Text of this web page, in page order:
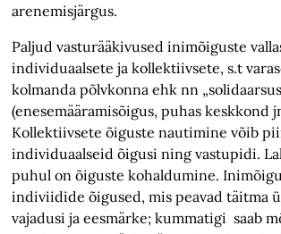
arenemisjärgus.
Paljud vasturääkivused inimõiguste
individuaalsete ja kollektiivsete, s.t
kolmanda põlvkonna ehk nn
(enesemääramisõigus, puhas keskkond
Kollektiivsete õiguste nautimine võib
individuaalseid õigusi ning vastupidi.
puhul on õiguste kohaldumine.
indiviidide õigused, mis peavad täitma
vajadusi ja eesmärke; kummatigi saab